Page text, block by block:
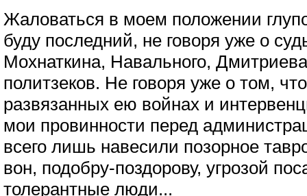
Жаловаться в моем положении
буду последний, не говоря уже о
Мохнаткина, Навального,
политзеков. Не говоря уже о том,
развязанных ею войнах и
мои провинности перед
всего лишь навесили позорное
вон, подобру-поздорову, угрозой
толерантные люди...